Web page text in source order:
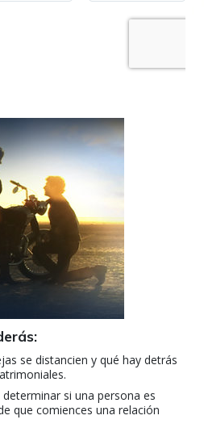
se distancien y qué hay detrás
si una persona es
que comiences una relación